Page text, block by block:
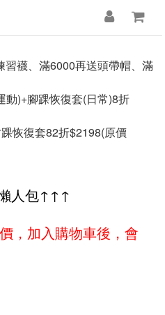
人包↑↑↑
，加入購物車後，會